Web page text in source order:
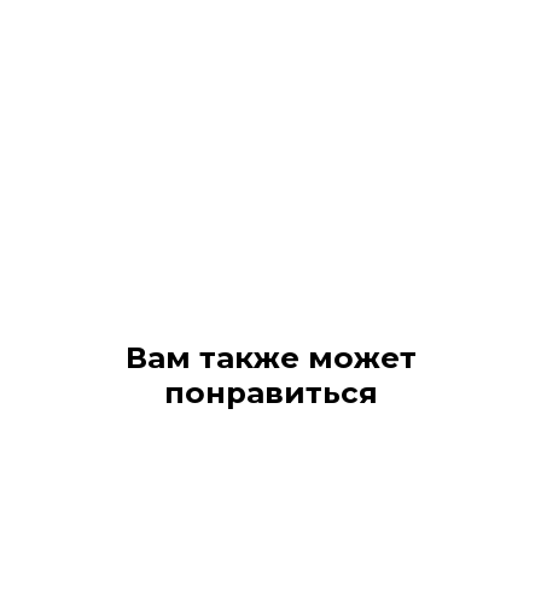
Вам также может
понравиться